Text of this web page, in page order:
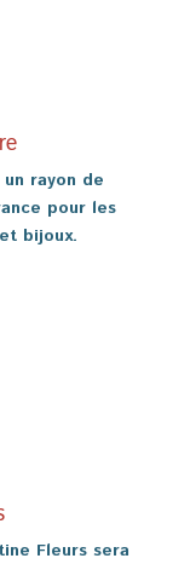
rayon de
pour les
bijoux.
Fleurs sera